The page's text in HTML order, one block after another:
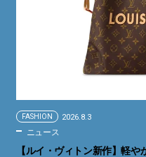
FASHION 2026.8.3
ニュース
【ルイ・ヴィトン新作】軽